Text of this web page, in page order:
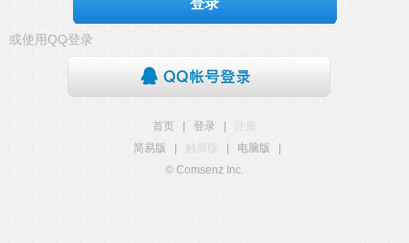
登录
或使用QQ登录
首页 登录
注册
简易版
触屏版 电脑版
© Comsenz Inc.